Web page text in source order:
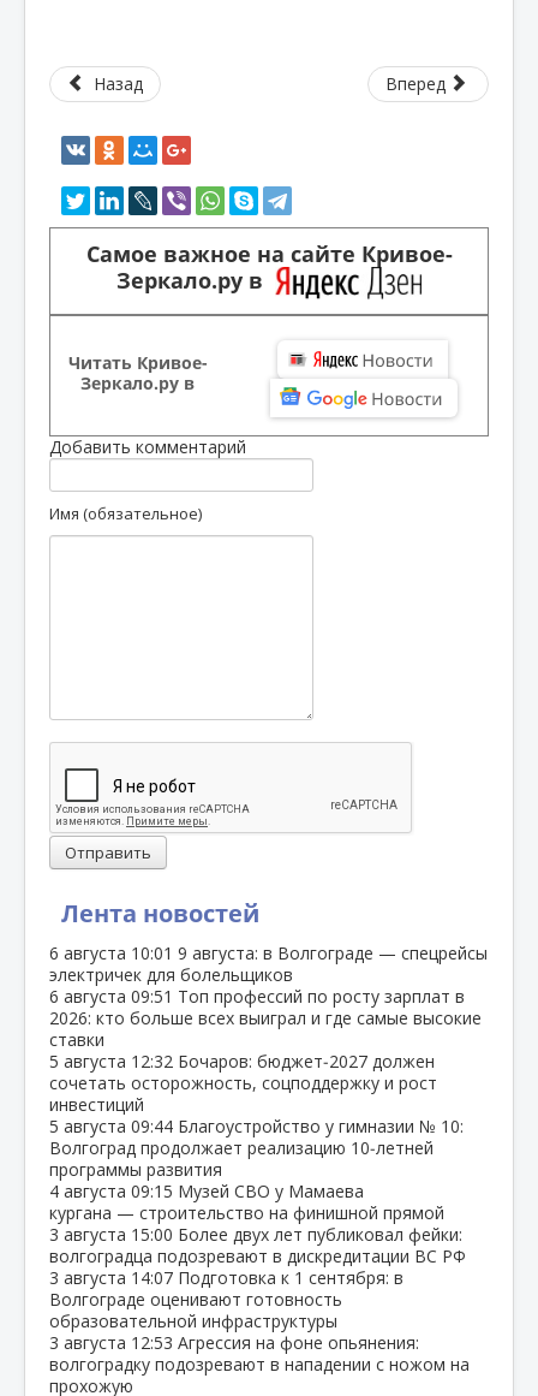
Лента новостей
6 августа 10:01 9 августа: в Волгограде — спецрейсы
электричек для болельщиков
6 августа 09:51 Топ профессий по росту зарплат в
2026: кто больше всех выиграл и где самые высокие
ставки
5 августа 12:32 Бочаров: бюджет‑2027 должен
сочетать осторожность, соцподдержку и рост
инвестиций
5 августа 09:44 Благоустройство у гимназии № 10:
Волгоград продолжает реализацию 10‑летней
программы развития
4 августа 09:15 Музей СВО у Мамаева
кургана — строительство на финишной прямой
3 августа 15:00 Более двух лет публиковал фейки:
волгоградца подозревают в дискредитации ВС РФ
3 августа 14:07 Подготовка к 1 сентября: в
Волгограде оценивают готовность
образовательной инфраструктуры
3 августа 12:53 Агрессия на фоне опьянения:
волгоградку подозревают в нападении с ножом на
прохожую
Назад Вперед
Самое важное на сайте Кривое-
Зеркало.ру в
Читать Кривое-
Зеркало.ру в
Добавить комментарий
Имя (обязательное)
Отправить